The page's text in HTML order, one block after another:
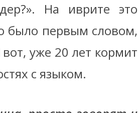
На иврите это
было первым словом,
уже 20 лет кормит
с языком.